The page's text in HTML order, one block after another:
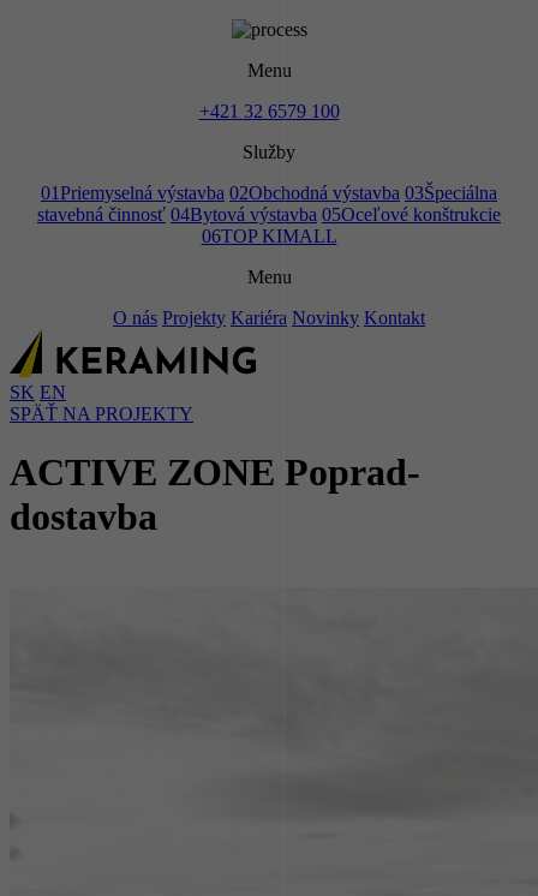
Menu
+421 32 6579 100
Služby
01Priemyselná výstavba 02Obchodná výstavba 03Špeciálna
stavebná činnosť 04Bytová výstavba 05Oceľové konštrukcie
06TOP KIMALL
Menu
O nás Projekty Kariéra Novinky Kontakt
SK EN
SPÄŤ NA PROJEKTY
ACTIVE ZONE Poprad-
dostavba